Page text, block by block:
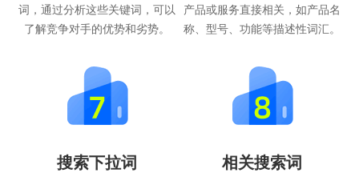
词，通过分析这些关键词，可以
了解竞争对手的优势和劣势。
产品或服务直接相关，如产品名
称、型号、功能等描述性词汇。
搜索下拉词 相关搜索词